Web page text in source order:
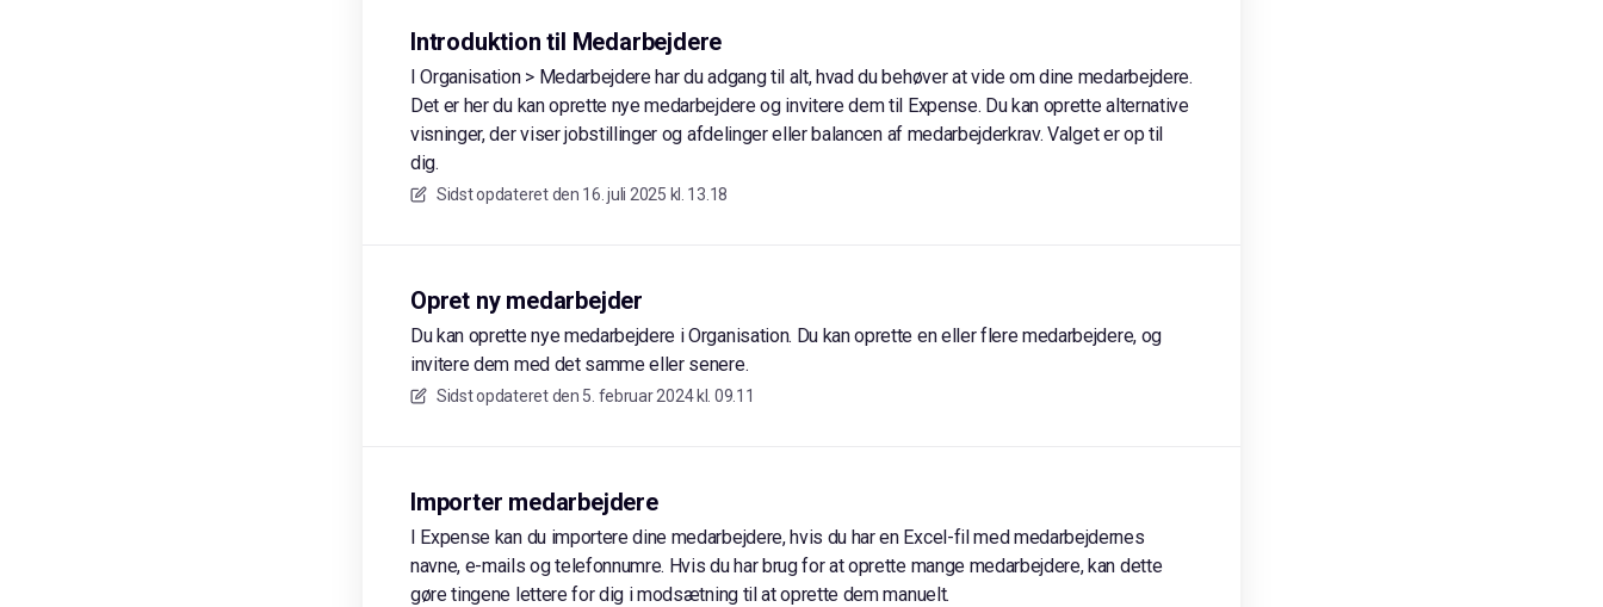
Introduktion til Medarbejdere
I Organisation > Medarbejdere har du adgang til alt, hvad du behøver at vide om dine medarbejdere.
Det er her du kan oprette nye medarbejdere og invitere dem til Expense. Du kan oprette alternative
visninger, der viser jobstillinger og afdelinger eller balancen af medarbejderkrav. Valget er op til
dig.
Sidst opdateret den 16. juli 2025 kl. 13.18
Opret ny medarbejder
Du kan oprette nye medarbejdere i Organisation. Du kan oprette en eller flere medarbejdere, og
invitere dem med det samme eller senere.
Sidst opdateret den 5. februar 2024 kl. 09.11
Importer medarbejdere
I Expense kan du importere dine medarbejdere, hvis du har en Excel-fil med medarbejdernes
navne, e-mails og telefonnumre. Hvis du har brug for at oprette mange medarbejdere, kan dette
gøre tingene lettere for dig i modsætning til at oprette dem manuelt.